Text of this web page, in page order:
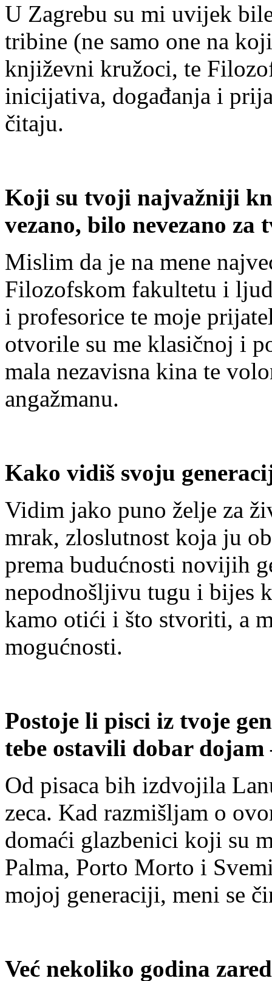
U Zagrebu su mi uvijek
tribine (ne samo one na
književni kružoci, te
inicijativa, događanja i
čitaju.
Koji su tvoji najvažniji
vezano, bilo nevezano za
Mislim da je na mene
Filozofskom fakultetu i
i profesorice te moje
otvorile su me klasičnoj i
mala nezavisna kina te
angažmanu.
Kako vidiš svoju
Vidim jako puno želje za
mrak, zloslutnost koja ju
prema budućnosti novijih
nepodnošljivu tugu i bijes
kamo otići i što stvoriti, a
mogućnosti.
Postoje li pisci iz tvoje
tebe ostavili dobar
Od pisaca bih izdvojila
zeca. Kad razmišljam o
domaći glazbenici koji su
Palma, Porto Morto i
mojoj generaciji, meni se
Već nekoliko godina